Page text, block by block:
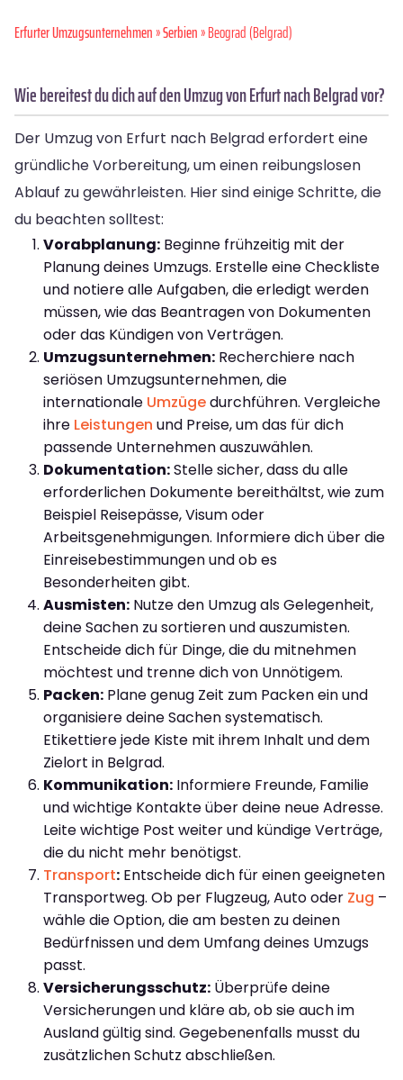
Erfurter Umzugsunternehmen»Serbien» Beograd (Belgrad)
Wie bereitest du dich auf den Umzug von Erfurt nach Belgrad vor?
Der Umzug von Erfurt nach Belgrad erfordert eine
gründliche Vorbereitung, um einen reibungslosen
Ablauf zu gewährleisten. Hier sind einige Schritte, die
du beachten solltest:
Vorabplanung: Beginne frühzeitig mit der
Planung deines Umzugs. Erstelle eine Checkliste
und notiere alle Aufgaben, die erledigt werden
müssen, wie das Beantragen von Dokumenten
oder das Kündigen von Verträgen.
Umzugsunternehmen: Recherchiere nach
seriösen Umzugsunternehmen, die
internationale Umzügedurchführen. Vergleiche
ihre Leistungen und Preise, um das für dich
passende Unternehmen auszuwählen.
Dokumentation:Stelle sicher, dass du alle
erforderlichen Dokumente bereithältst, wie zum
Beispiel Reisepässe, Visum oder
Arbeitsgenehmigungen. Informiere dich über die
Einreisebestimmungen und ob es
Besonderheiten gibt.
Ausmisten: Nutze den Umzug als Gelegenheit,
deine Sachen zu sortieren und auszumisten.
Entscheide dich für Dinge, die du mitnehmen
möchtest und trenne dich von Unnötigem.
Packen: Plane genug Zeit zum Packen ein und
organisiere deine Sachen systematisch.
Etikettiere jede Kiste mit ihrem Inhalt und dem
Zielort in Belgrad.
Kommunikation: Informiere Freunde, Familie
und wichtige Kontakte über deine neue Adresse.
Leite wichtige Post weiter und kündige Verträge,
die du nicht mehr benötigst.
Transport: Entscheide dich für einen geeigneten
Transportweg. Ob per Flugzeug, Auto oder Zug –
wähle die Option, die am besten zu deinen
Bedürfnissen und dem Umfang deines Umzugs
passt.
Versicherungsschutz: Überprüfe deine
Versicherungen und kläre ab, ob sie auch im
Ausland gültig sind. Gegebenenfalls musst du
zusätzlichen Schutz abschließen.